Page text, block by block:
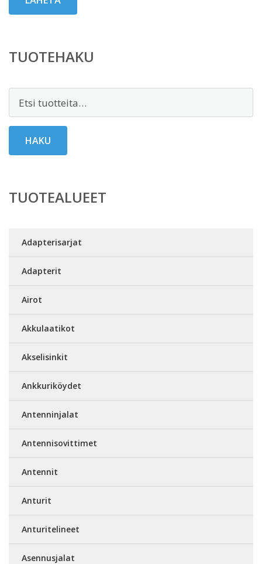
TUOTEHAKU
HAKU
TUOTEALUEET
Adapterisarjat
Adapterit
Airot
Akkulaatikot
Akselisinkit
Ankkuriköydet
Antenninjalat
Antennisovittimet
Antennit
Anturit
Anturitelineet
Asennusjalat